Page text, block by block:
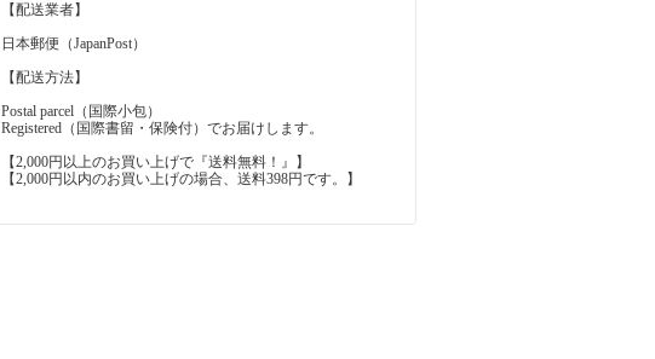
【配送業者】
日本郵便（JapanPost）
【配送方法】
Postal parcel（国際小包）
Registered（国際書留・保険付）でお届けします。
【2,000円以上のお買い上げで『送料無料！』】
【2,000円以内のお買い上げの場合、送料398円です。】